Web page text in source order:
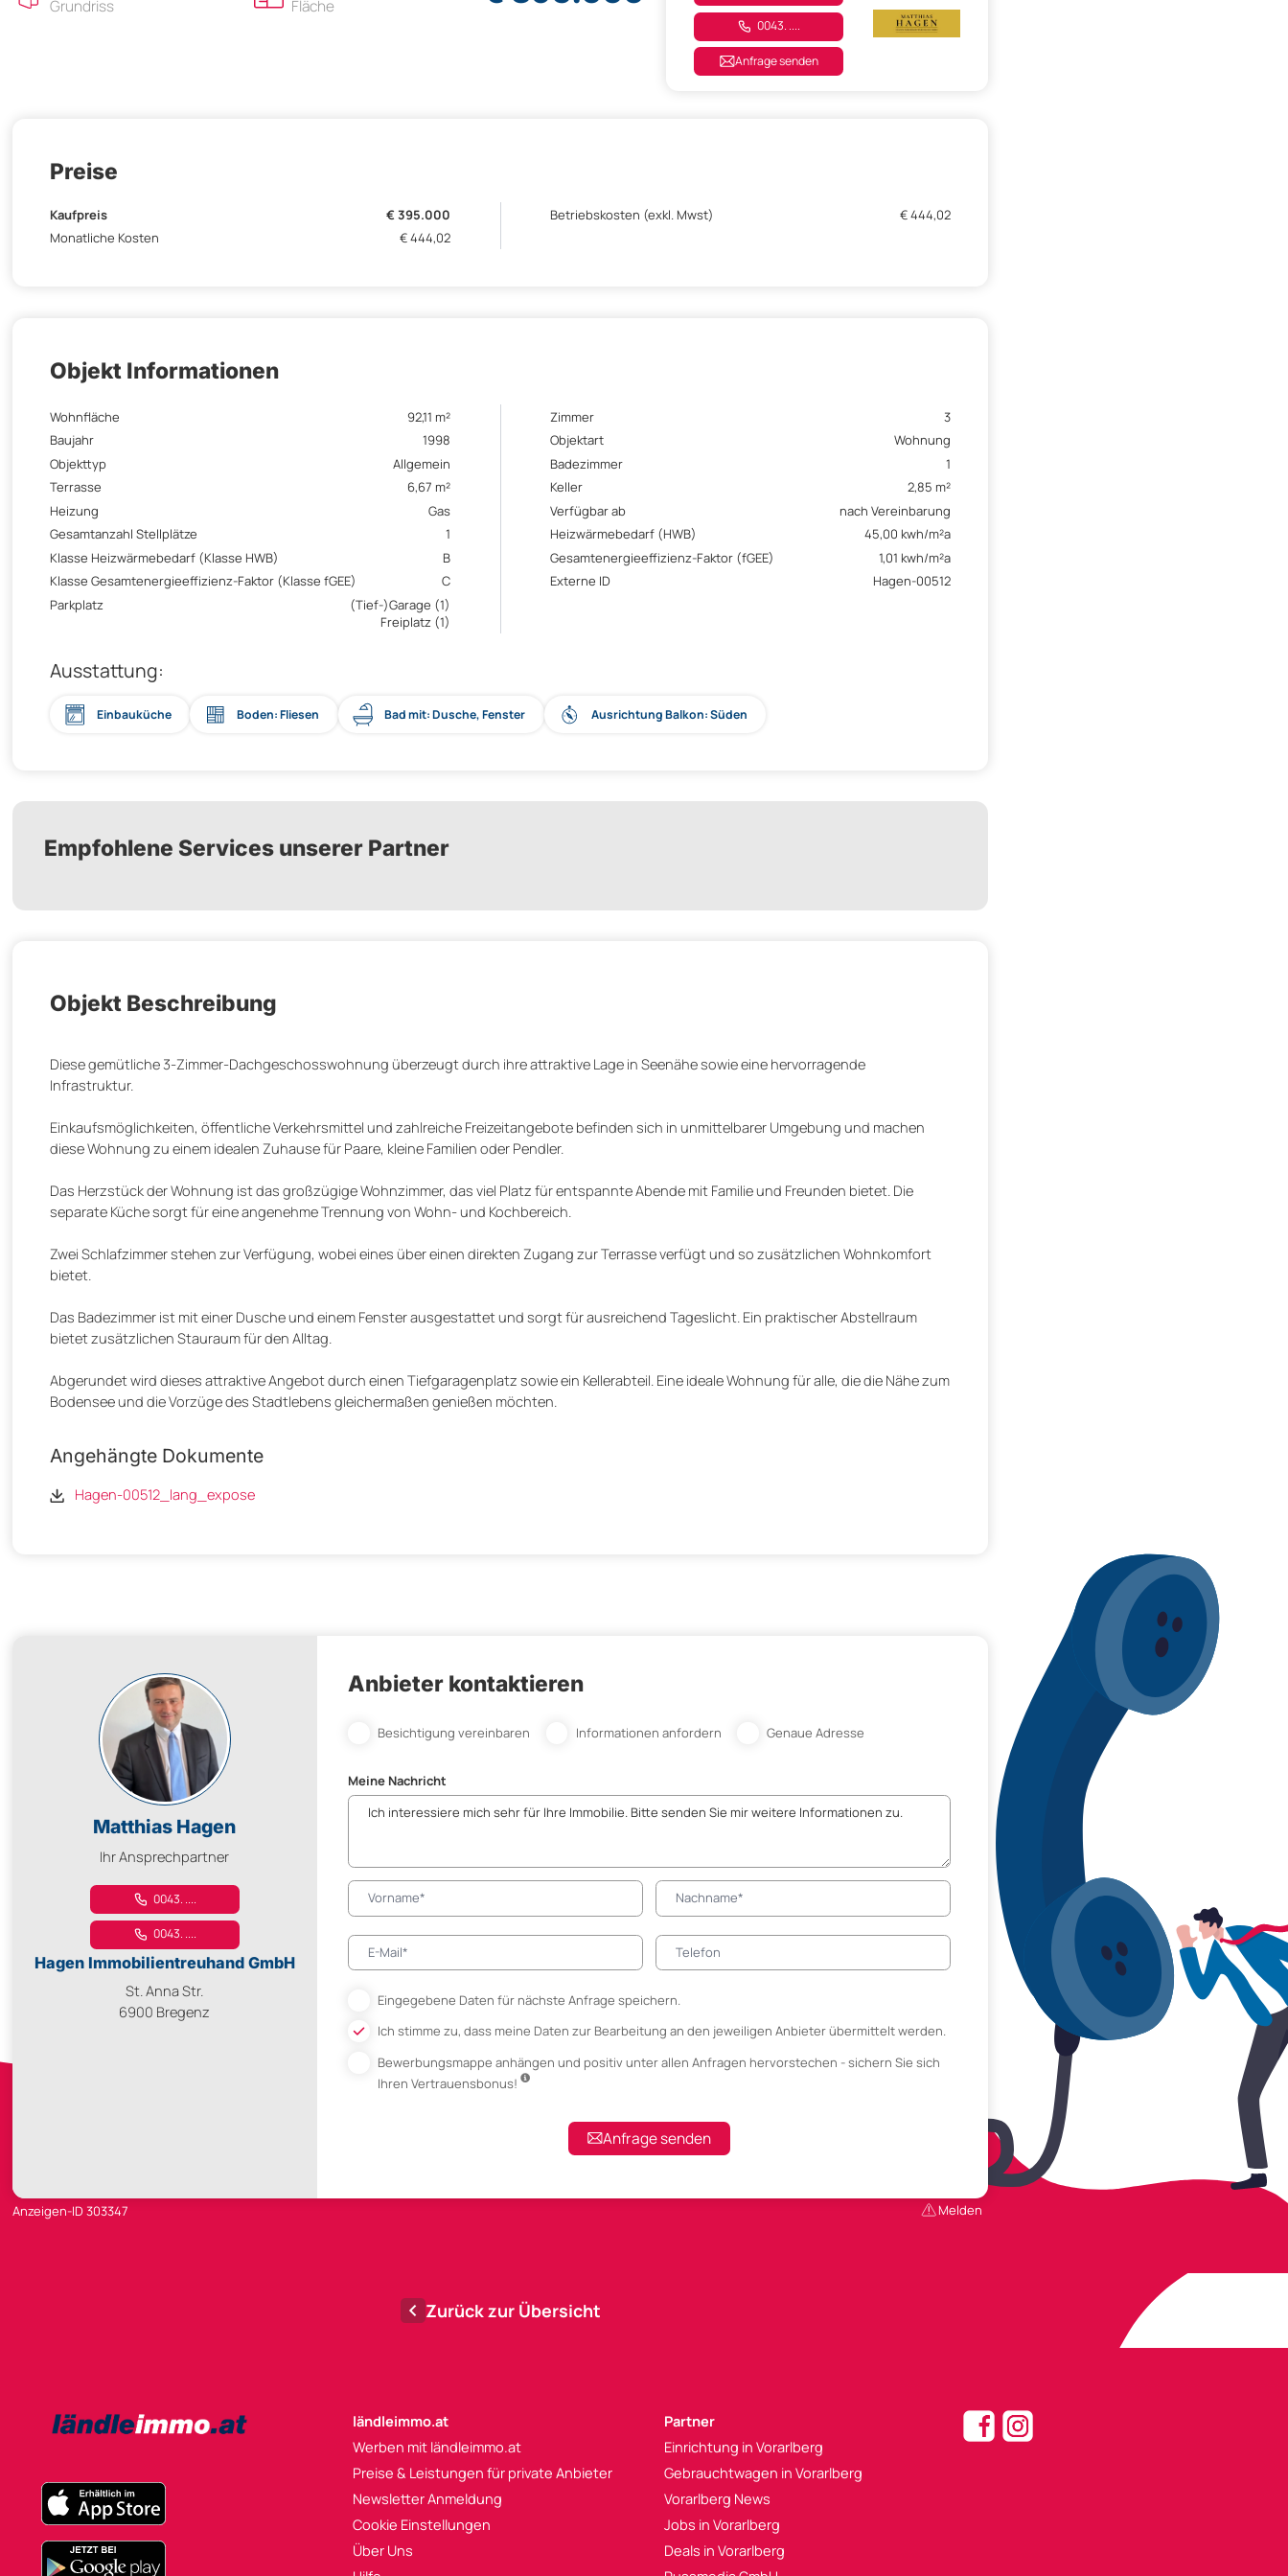
Grundriss Fläche
0043. ....
Anfrage senden
Preise
Kaufpreis € 395.000 Betriebskosten (exkl. Mwst)
€ 444,02
Monatliche Kosten
€ 444,02
Objekt Informationen
Wohnfläche 92,11 m² Zimmer
3
Baujahr
1998 Objektart
Wohnung
Objekttyp
Allgemein Badezimmer
1
Terrasse
6,67 m² Keller
2,85 m²
Heizung
Gas Verfügbar ab
nach Vereinbarung
Gesamtanzahl Stellplätze
1 Heizwärmebedarf (HWB)
45,00 kwh/m²a
Klasse Heizwärmebedarf (Klasse HWB)
B Gesamtenergieeffizienz-Faktor (fGEE)
1,01 kwh/m²a
Klasse Gesamtenergieeffizienz-Faktor (Klasse fGEE)
C Externe ID
Hagen-00512
Parkplatz
(Tief-)Garage (1)
Freiplatz (1)
Ausstattung:
Einbauküche Boden: Fliesen Bad mit: Dusche, Fenster Ausrichtung Balkon: Süden
Empfohlene Services unserer Partner
Objekt Beschreibung
Diese gemütliche 3-Zimmer-Dachgeschosswohnung überzeugt durch ihre attraktive Lage in Seenähe sowie eine hervorragende
Infrastruktur.
Einkaufsmöglichkeiten, öffentliche Verkehrsmittel und zahlreiche Freizeitangebote befinden sich in unmittelbarer Umgebung und machen
diese Wohnung zu einem idealen Zuhause für Paare, kleine Familien oder Pendler.
Das Herzstück der Wohnung ist das großzügige Wohnzimmer, das viel Platz für entspannte Abende mit Familie und Freunden bietet. Die
separate Küche sorgt für eine angenehme Trennung von Wohn- und Kochbereich.
Zwei Schlafzimmer stehen zur Verfügung, wobei eines über einen direkten Zugang zur Terrasse verfügt und so zusätzlichen Wohnkomfort
bietet.
Das Badezimmer ist mit einer Dusche und einem Fenster ausgestattet und sorgt für ausreichend Tageslicht. Ein praktischer Abstellraum
bietet zusätzlichen Stauraum für den Alltag.
Abgerundet wird dieses attraktive Angebot durch einen Tiefgaragenplatz sowie ein Kellerabteil. Eine ideale Wohnung für alle, die die Nähe zum
Bodensee und die Vorzüge des Stadtlebens gleichermaßen genießen möchten.
Angehängte Dokumente
Hagen-00512_lang_expose
Matthias Hagen
Ihr Ansprechpartner
0043. ....
0043. ....
Hagen Immobilientreuhand GmbH
St. Anna Str.
6900 Bregenz
Anbieter kontaktieren
Besichtigung vereinbaren Informationen anfordern Genaue Adresse
Meine Nachricht
Eingegebene Daten für nächste Anfrage speichern.
Ich stimme zu, dass meine Daten zur Bearbeitung an den jeweiligen Anbieter übermittelt werden.
Bewerbungsmappe anhängenund positiv unter allen Anfragen hervorstechen - sichern Sie sich
Ihren Vertrauensbonus!
Anfrage senden
Anzeigen-ID 303347 Melden
Zurück zur Übersicht
ländleimmo.at
Werben mit ländleimmo.at
Preise & Leistungen für private Anbieter
Newsletter Anmeldung
Cookie Einstellungen
Über Uns
Partner
Einrichtung in Vorarlberg
Gebrauchtwagen in Vorarlberg
Vorarlberg News
Jobs in Vorarlberg
Deals in Vorarlberg